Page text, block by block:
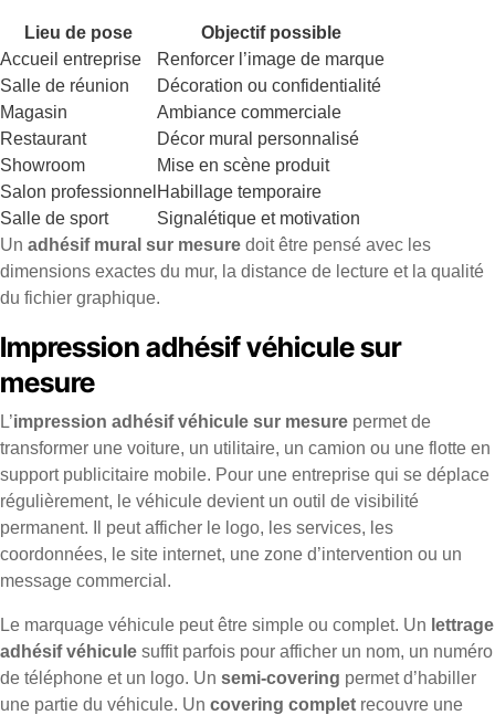
Lieu de pose
Objectif possible
Accueil entreprise
Renforcer l’image de marque
Salle de réunion
Décoration ou confidentialité
Magasin
Ambiance commerciale
Restaurant
Décor mural personnalisé
Showroom
Mise en scène produit
Salon professionnel Habillage temporaire
Salle de sport
Signalétique et motivation
Un adhésif mural sur mesure doit être pensé avec les
dimensions exactes du mur, la distance de lecture et la qualité
du fichier graphique.
Impression adhésif véhicule sur
mesure
L’impression adhésif véhicule sur mesure permet de
transformer une voiture, un utilitaire, un camion ou une flotte en
support publicitaire mobile. Pour une entreprise qui se déplace
régulièrement, le véhicule devient un outil de visibilité
permanent. Il peut afficher le logo, les services, les
coordonnées, le site internet, une zone d’intervention ou un
message commercial.
Le marquage véhicule peut être simple ou complet. Un lettrage
adhésif véhicule suffit parfois pour afficher un nom, un numéro
de téléphone et un logo. Un semi-covering permet d’habiller
une partie du véhicule. Un covering complet recouvre une